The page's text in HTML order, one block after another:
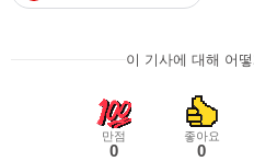
이 기사에 대해 어
만점
0
좋아요
0